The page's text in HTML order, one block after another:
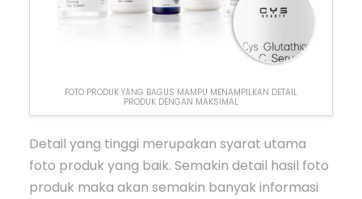
FOTO PRODUK YANG BAGUS MAMPU MENAMPILKAN DETAIL
PRODUK DENGAN MAKSIMAL
Detail yang tinggi merupakan syarat utama
foto produk yang baik. Semakin detail hasil foto
produk maka akan semakin banyak informasi